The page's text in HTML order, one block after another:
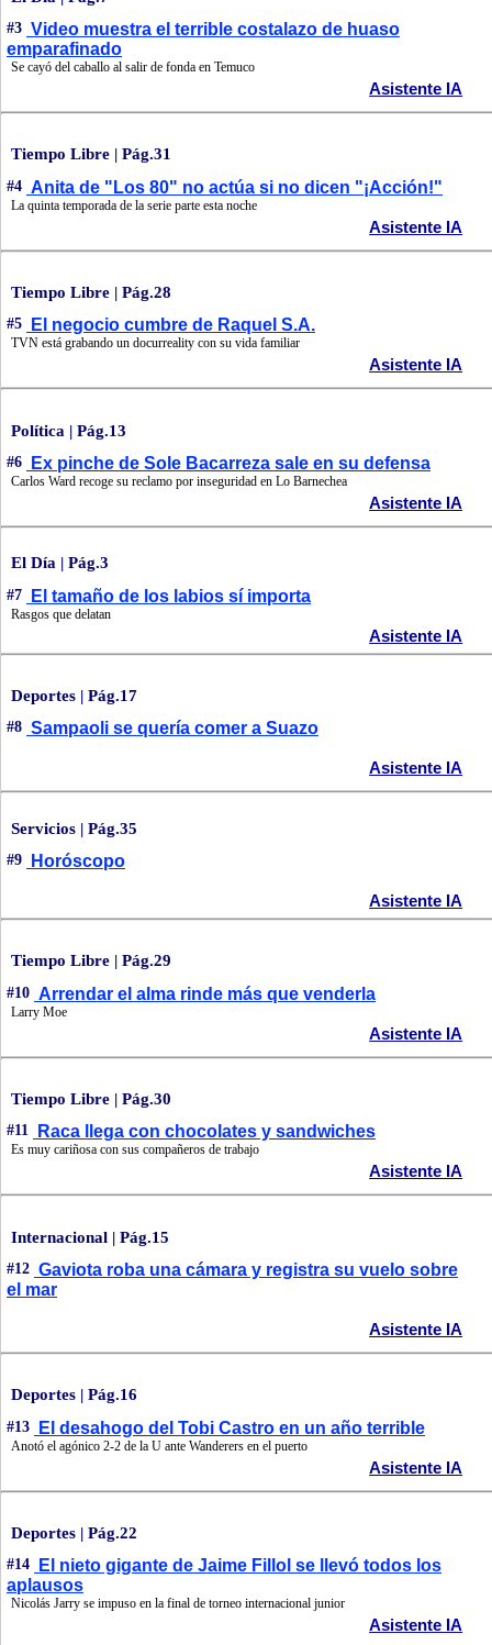
#3 Video muestra el terrible costalazo de huaso
emparafinado
Se cayó del caballo al salir de fonda en Temuco
Asistente IA
Tiempo Libre | Pág.31
#4 Anita de "Los 80" no actúa si no dicen "¡Acción!"
La quinta temporada de la serie parte esta noche
Asistente IA
Tiempo Libre | Pág.28
#5 El negocio cumbre de Raquel S.A.
TVN está grabando un docurreality con su vida familiar
Asistente IA
Política | Pág.13
#6 Ex pinche de Sole Bacarreza sale en su defensa
Carlos Ward recoge su reclamo por inseguridad en Lo Barnechea
Asistente IA
El Día | Pág.3
#7 El tamaño de los labios sí importa
Rasgos que delatan
Asistente IA
Deportes | Pág.17
#8 Sampaoli se quería comer a Suazo
Asistente IA
Servicios | Pág.35
#9 Horóscopo
Asistente IA
Tiempo Libre | Pág.29
#10 Arrendar el alma rinde más que venderla
Larry Moe
Asistente IA
Tiempo Libre | Pág.30
#11 Raca llega con chocolates y sandwiches
Es muy cariñosa con sus compañeros de trabajo
Asistente IA
Internacional | Pág.15
#12 Gaviota roba una cámara y registra su vuelo sobre
el mar
Asistente IA
Deportes | Pág.16
#13 El desahogo del Tobi Castro en un año terrible
Anotó el agónico 2-2 de la U ante Wanderers en el puerto
Asistente IA
Deportes | Pág.22
#14
El nieto gigante de Jaime Fillol se llevó todos los
aplausos
Nicolás Jarry se impuso en la final de torneo internacional junior
Asistente IA